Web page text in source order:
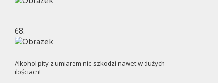
68.
Alkohol pity z umiarem nie szkodzi nawet w dużych
ilościach!